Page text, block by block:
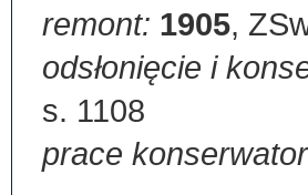
remont: 1905,
odsłonięcie i
s. 1108
prace